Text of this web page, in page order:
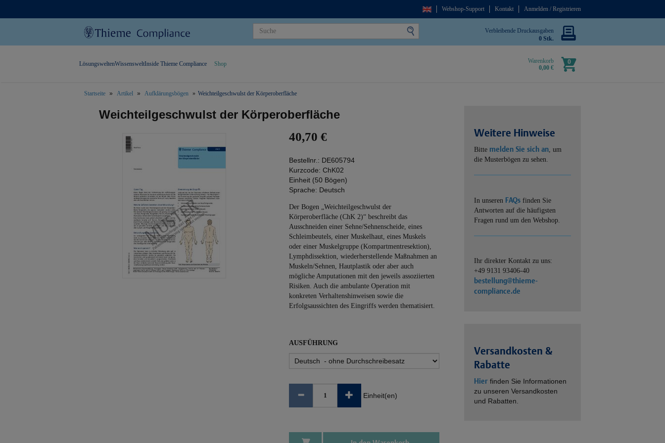
Webshop-Support Kontakt Anmelden / Registrieren
Verbleibende Druckausgaben
0 Stk.
Warenkorb
0,00 €
0
LösungsweltenWissensweltInside Thieme Compliance Shop
Startseite Artikel Aufklärungsbögen Weichteilgeschwulst der Körperoberfläche
Weichteilgeschwulst der Körperoberfläche
40,70 €
Bestellnr.: DE605794
Kurzcode: ChK02
Einheit (50 Bögen)
Sprache: Deutsch
Der Bogen „Weichteilgeschwulst der
Körperoberfläche (ChK 2)“ beschreibt das
Ausschneiden einer Sehne/Sehnenscheide, eines
Schleimbeutels, einer Muskelhaut, eines Muskels
oder einer Muskelgruppe (Kompartmentresektion),
Lymphdissektion, wiederherstellende Maßnahmen an
Muskeln/Sehnen, Hautplastik oder aber auch
mögliche Amputationen mit den jeweils assoziierten
Risiken. Auch die ambulante Operation mit
konkreten Verhaltenshinweisen sowie die
Erfolgsaussichten des Eingriffs werden thematisiert.
AUSFÜHRUNG
Einheit(en)
Weitere Hinweise
Bitte melden Sie sich an, um
die Musterbögen zu sehen.
In unseren FAQs finden Sie
Antworten auf die häufigsten
Fragen rund um den Webshop.
Ihr direkter Kontakt zu uns:
+49 9131 93406-40
bestellung@thieme-
compliance.de
Versandkosten &
Rabatte
Hier finden Sie Informationen
zu unseren Versandkosten
und Rabatten.